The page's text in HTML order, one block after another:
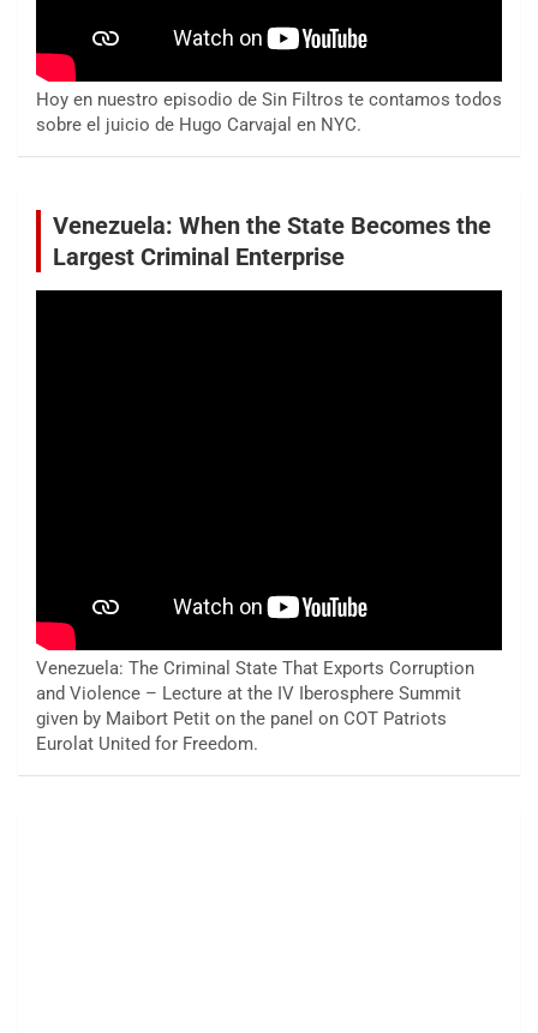
Hoy en nuestro episodio de Sin Filtros te contamos todos
sobre el juicio de Hugo Carvajal en NYC.
Venezuela: When the State Becomes the
Largest Criminal Enterprise
Venezuela: The Criminal State That Exports Corruption
and Violence – Lecture at the IV Iberosphere Summit
given by Maibort Petit on the panel on COT Patriots
Eurolat United for Freedom.